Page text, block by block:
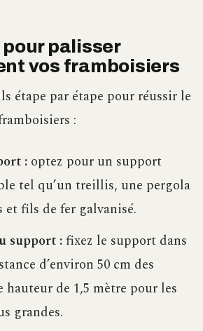
palisser
vos framboisiers
étape par étape pour réussir le
:
: optez pour un support
tel qu’un treillis, une pergola
et fils de fer galvanisé.
support :fixez le support dans
d’environ 50 cm des
hauteur de 1,5 mètre pour les
grandes.